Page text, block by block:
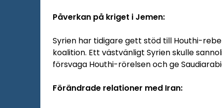
Påverkan på kriget i Jemen:
Syrien har tidigare gett stöd till Houthi-
koalition. Ett västvänligt Syrien skulle
försvaga Houthi-rörelsen och ge
Förändrade relationer med Iran: